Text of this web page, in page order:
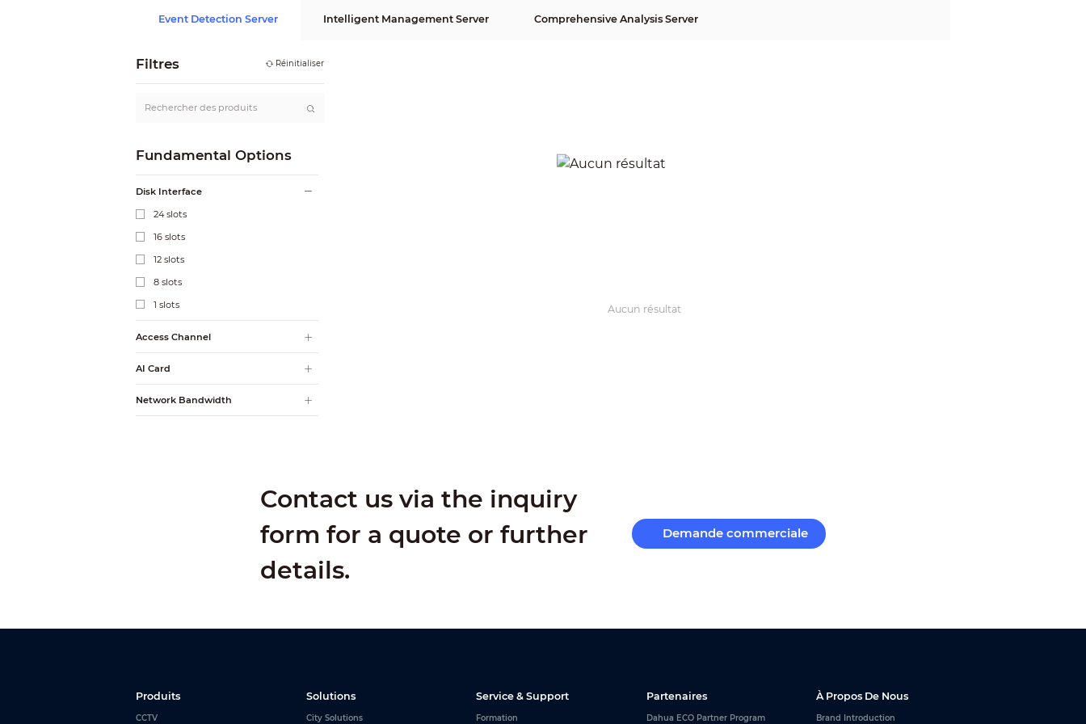
Event Detection Server Intelligent Management Server Comprehensive Analysis Server
Filtres Réinitialiser
Fundamental Options
Disk Interface
24 slots
16 slots
12 slots
8 slots
1 slots
Access Channel
AI Card
Network Bandwidth
Aucun résultat
Contact us via the inquiry
form for a quote or further
details.
Demande commerciale
Produits
CCTV
Solutions
City Solutions
Service & Support
Formation
Partenaires
Dahua ECO Partner Program
À Propos De Nous
Brand Introduction